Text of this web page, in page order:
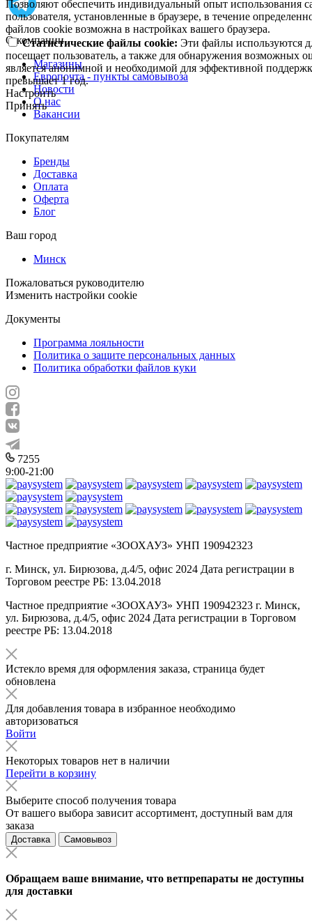
Позволяют обеспечить индивидуальный опыт использования
пользователя, установленные в браузере, в течение
файлов cookie возможна в настройках вашего браузера.
Статистические файлы cookie: Эти файлы используются
посещает пользователь, а также для обнаружения возможных
является анонимной и необходимой для эффективной
превышает 1 год.
Настроить
Принять
О компании
Магазины
Европочта - пункты самовывоза
Новости
О нас
Вакансии
Покупателям
Бренды
Доставка
Оплата
Оферта
Блог
Ваш город
Минск
Пожаловаться руководителю
Изменить настройки cookie
Документы
Программа лояльности
Политика о защите персональных данных
Политика обработки файлов куки
7255
9:00-21:00
Частное предприятие «ЗООХАУЗ» УНП 190942323
г. Минск, ул. Бирюзова, д.4/5, офис 2024 Дата регистрации в
Торговом реестре РБ: 13.04.2018
Частное предприятие «ЗООХАУЗ» УНП 190942323 г. Минск,
ул. Бирюзова, д.4/5, офис 2024 Дата регистрации в Торговом
реестре РБ: 13.04.2018
Истекло время для оформления заказа, страница будет
обновлена
Для добавления товара в избранное необходимо
авторизоваться
Войти
Некоторых товаров нет в наличии
Перейти в корзину
Выберите способ получения товара
От вашего выбора зависит ассортимент, доступный вам для
заказа
Доставка Самовывоз
Обращаем ваше внимание, что ветпрепараты не доступны
для доставки